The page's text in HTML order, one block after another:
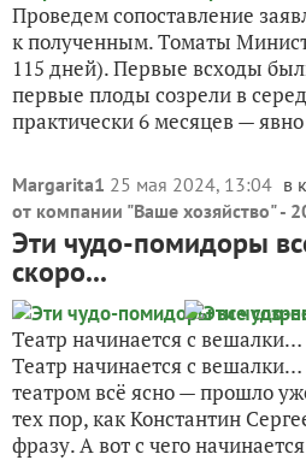
Проведем сопоставление
к полученным. Томаты
115 дней). Первые всходы
первые плоды созрели в
практически 6 месяцев —
Margarita1 25 мая 2024, 13:04 в
от компании "Ваше хозяйство" -
Эти чудо-помидоры
скоро...
Театр начинается с
Театр начинается с
театром всё ясно — прошло
тех пор, как Константин
фразу. А вот с чего